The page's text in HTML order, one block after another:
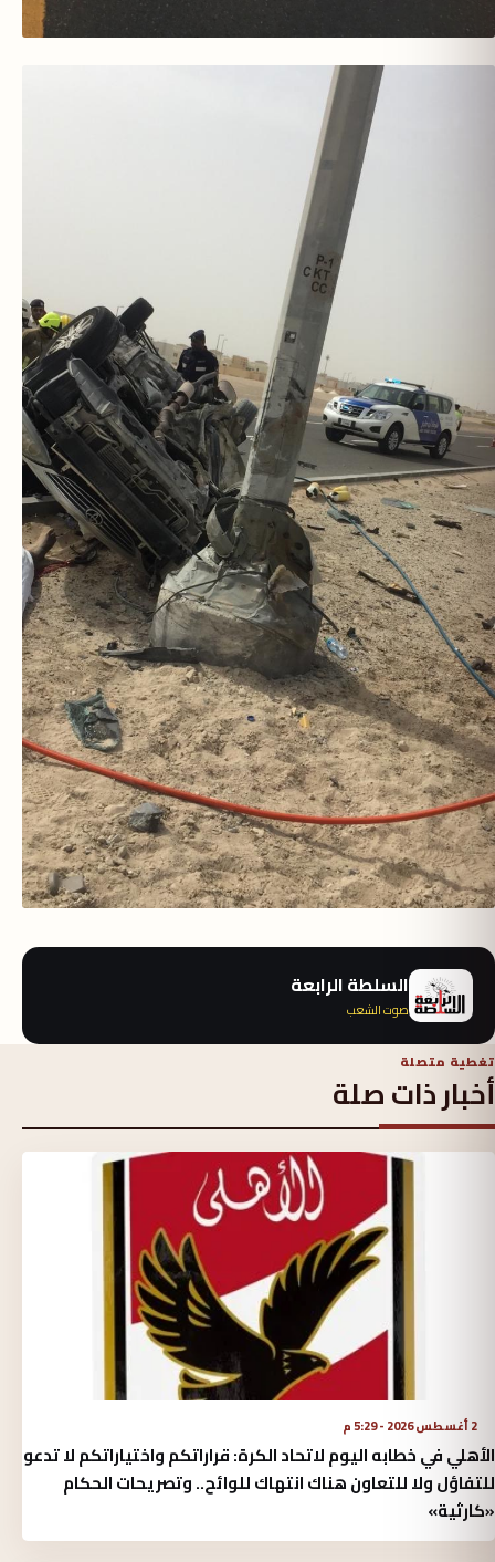
السلطة الرابعة
صوت الشعب
تغطية متصلة
أخبار ذات صلة
2 أغسطس 2026 - 5:29 م
الأهلي في خطابه اليوم لاتحاد الكرة:‏ قراراتكم واختياراتكم لا تدعو
للتفاؤل ولا للتعاون هناك انتهاك للوائح.. وتصريحات الحكام
«كارثية»‏